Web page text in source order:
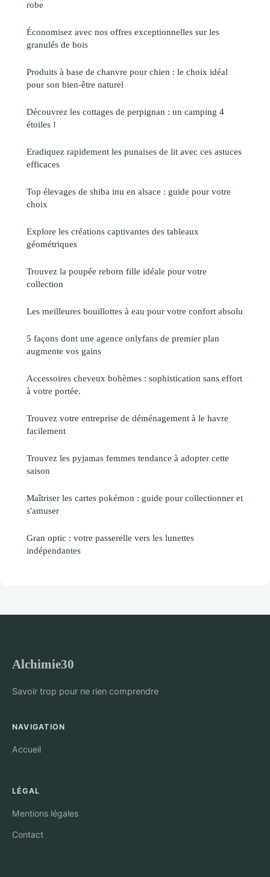
robe
Économisez avec nos offres exceptionnelles sur les
granulés de bois
Produits à base de chanvre pour chien : le choix idéal
pour son bien-être naturel
Découvrez les cottages de perpignan : un camping 4
étoiles !
Eradiquez rapidement les punaises de lit avec ces astuces
efficaces
Top élevages de shiba inu en alsace : guide pour votre
choix
Explore les créations captivantes des tableaux
géométriques
Trouvez la poupée reborn fille idéale pour votre
collection
Les meilleures bouillottes à eau pour votre confort absolu
5 façons dont une agence onlyfans de premier plan
augmente vos gains
Accessoires cheveux bohèmes : sophistication sans effort
à votre portée.
Trouvez votre entreprise de déménagement à le havre
facilement
Trouvez les pyjamas femmes tendance à adopter cette
saison
Maîtriser les cartes pokémon : guide pour collectionner et
s'amuser
Gran optic : votre passerelle vers les lunettes
indépendantes
Alchimie30
Savoir trop pour ne rien comprendre
NAVIGATION
Accueil
LÉGAL
Mentions légales
Contact